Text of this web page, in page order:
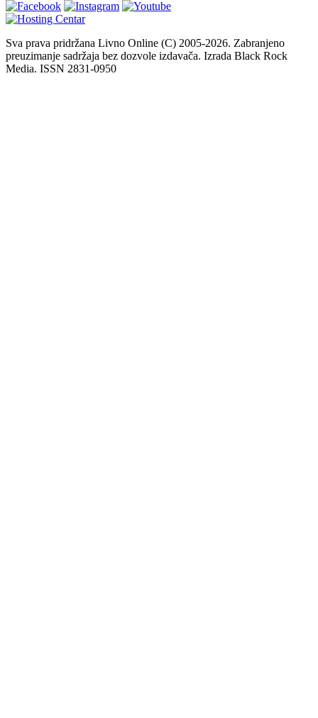
Sva prava pridržana Livno Online (C) 2005-2026. Zabranjeno
preuzimanje sadržaja bez dozvole izdavača. Izrada Black Rock
Media. ISSN 2831-0950